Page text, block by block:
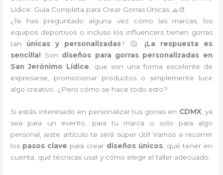
Lídice: Guía Completa para Crear Gorras Únicas 🧢🎨
¿Te has preguntado alguna vez cómo las marcas, los
equipos deportivos o incluso los influencers tienen gorras
tan únicas y personalizadas? 🤔 ¡La respuesta es
sencilla! Son diseños para gorras personalizadas en
San Jerónimo Lídice, que son una forma excelente de
expresarse, promocionar productos o simplemente lucir
algo creativo. ¿Pero cómo se hace todo esto?
Si estás interesado en personalizar tus gorras en CDMX , ya
sea para un evento, para tu marca o solo para algo
personal, ¡este artículo te será súper útil! Vamos a recorrer
los pasos clave para crear diseños únicos , qué tener en
cuenta, qué técnicas usar y cómo elegir el taller adecuado.